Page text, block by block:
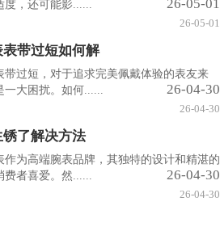
，还可能影...... 26-05-01
26-05-01
表带过短如何解
带过短，对于追求完美佩戴体验的表友来
大困扰。如何......
26-04-30
26-04-30
锈了解决方法
作为高端腕表品牌，其独特的设计和精湛的
费者喜爱。然......
26-04-30
26-04-30